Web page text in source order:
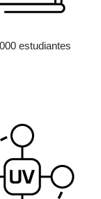
estudiantes